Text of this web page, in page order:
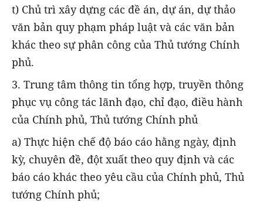
t) Chủ trì xây dựng các đề án, dự án, dự thảo
văn bản quy phạm pháp luật và các văn bản
khác theo sự phân công của Thủ tướng Chính
phủ.
3. Trung tâm thông tin tổng hợp, truyền thông
phục vụ công tác lãnh đạo, chỉ đạo, điều hành
của Chính phủ, Thủ tướng Chính phủ
a) Thực hiện chế độ báo cáo hằng ngày, định
kỳ, chuyên đề, đột xuất theo quy định và các
báo cáo khác theo yêu cầu của Chính phủ, Thủ
tướng Chính phủ;